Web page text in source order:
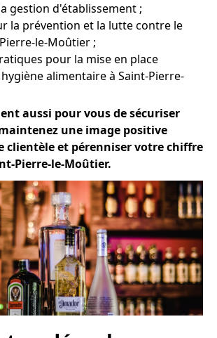
gestion d'établissement ;
la prévention et la lutte contre le
le-Moûtier ;
pour la mise en place
alimentaire à Saint-Pierre-
aussi pour vous de sécuriser
une image positive
clientèle et pérenniser votre chiffre
Pierre-le-Moûtier.